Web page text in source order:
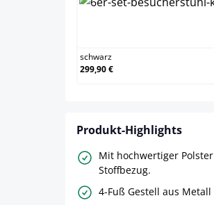
schwarz
299,90 €
Produkt-Highlights
Mit hochwertiger
Stoffbezug.
4-Fuß Gestell aus